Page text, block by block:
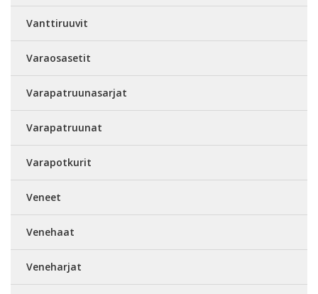
Vanttiruuvit
Varaosasetit
Varapatruunasarjat
Varapatruunat
Varapotkurit
Veneet
Venehaat
Veneharjat